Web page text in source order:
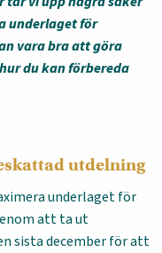
underlaget för
vara bra att göra
du kan förbereda
utdelning
underlaget för
att ta ut
sista december för att